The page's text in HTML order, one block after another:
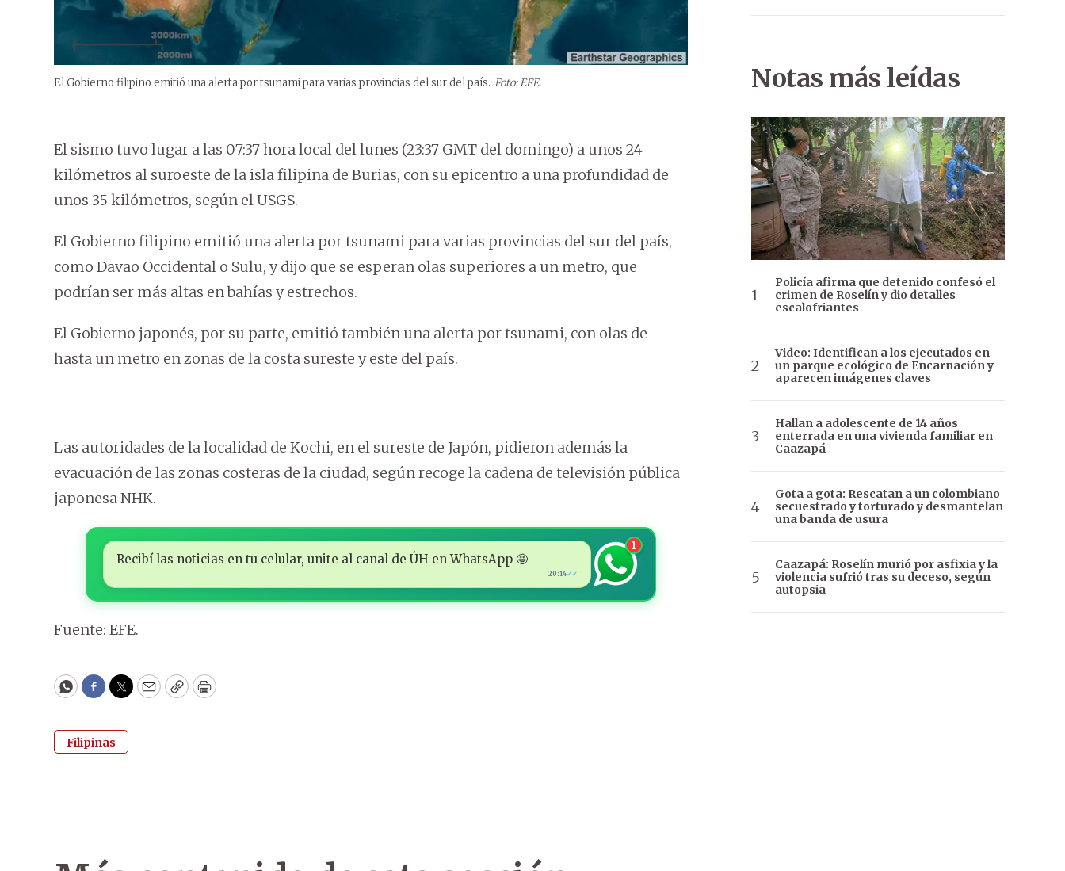
El Gobierno filipino emitió una alerta por tsunami para varias provincias del sur del país. Foto: EFE.
El sismo tuvo lugar a las 07:37 hora local del lunes (23:37 GMT del domingo) a unos 24
kilómetros al suroeste de la isla filipina de Burias, con su epicentro a una profundidad de
unos 35 kilómetros, según el USGS.
El Gobierno filipino emitió una alerta por tsunami para varias provincias del sur del país,
como Davao Occidental o Sulu, y dijo que se esperan olas superiores a un metro, que
podrían ser más altas en bahías y estrechos.
El Gobierno japonés, por su parte, emitió también una alerta por tsunami, con olas de
hasta un metro en zonas de la costa sureste y este del país.
Las autoridades de la localidad de Kochi, en el sureste de Japón, pidieron además la
evacuación de las zonas costeras de la ciudad, según recoge la cadena de televisión pública
japonesa NHK.
Recibí las noticias en tu celular, unite al canal de ÚH en WhatsApp 🤩
20:14✓✓
1
Fuente: EFE.
WhatsApp
Facebook
Twitter
EmailCopyPrint
Filipinas
Notas más leídas
Policía afirma que detenido confesó el
crimen de Roselín y dio detalles
escalofriantes
Video: Identifican a los ejecutados en
un parque ecológico de Encarnación y
aparecen imágenes claves
Hallan a adolescente de 14 años
enterrada en una vivienda familiar en
Caazapá
Gota a gota: Rescatan a un colombiano
secuestrado y torturado y desmantelan
una banda de usura
Caazapá: Roselín murió por asfixia y la
violencia sufrió tras su deceso, según
autopsia